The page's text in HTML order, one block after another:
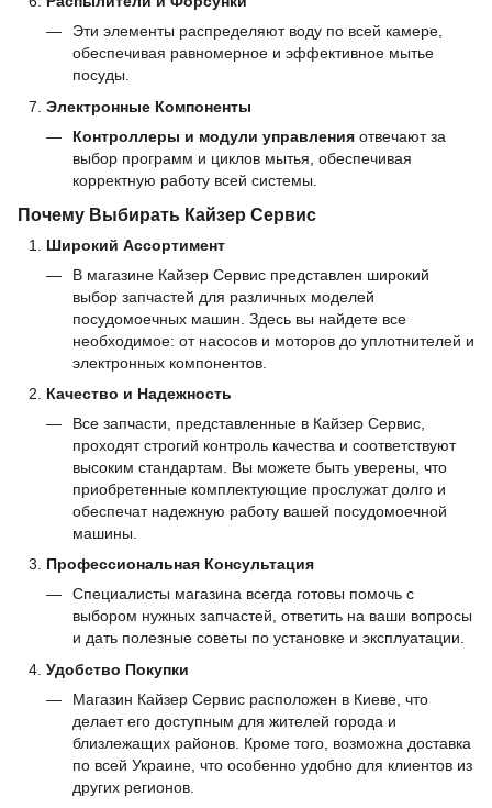
Эти элементы распределяют воду по всей камере,
обеспечивая равномерное и эффективное мытье
посуды.
Электронные Компоненты
Контроллеры и модули управления отвечают за
выбор программ и циклов мытья, обеспечивая
корректную работу всей системы.
Почему Выбирать Кайзер Сервис
Широкий Ассортимент
В магазине Кайзер Сервис представлен широкий
выбор запчастей для различных моделей
посудомоечных машин. Здесь вы найдете все
необходимое: от насосов и моторов до уплотнителей и
электронных компонентов.
Качество и Надежность
Все запчасти, представленные в Кайзер Сервис,
проходят строгий контроль качества и соответствуют
высоким стандартам. Вы можете быть уверены, что
приобретенные комплектующие прослужат долго и
обеспечат надежную работу вашей посудомоечной
машины.
Профессиональная Консультация
Специалисты магазина всегда готовы помочь с
выбором нужных запчастей, ответить на ваши вопросы
и дать полезные советы по установке и эксплуатации.
Удобство Покупки
Магазин Кайзер Сервис расположен в Киеве, что
делает его доступным для жителей города и
близлежащих районов. Кроме того, возможна доставка
по всей Украине, что особенно удобно для клиентов из
других регионов.